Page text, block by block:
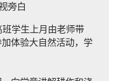
旁白
学生上月由老师带
体验大自然活动，学